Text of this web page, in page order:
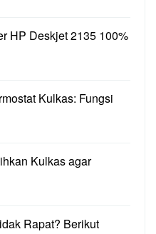
HP Deskjet 2135 100%
Kulkas: Fungsi
Kulkas agar
Rapat? Berikut